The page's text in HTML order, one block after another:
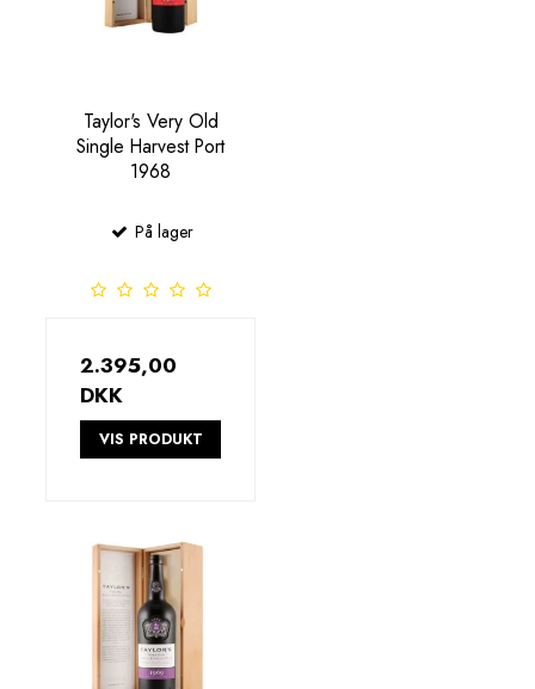
Taylor's Very Old
Single Harvest Port
1968
På lager
2.395,00
DKK
VIS PRODUKT